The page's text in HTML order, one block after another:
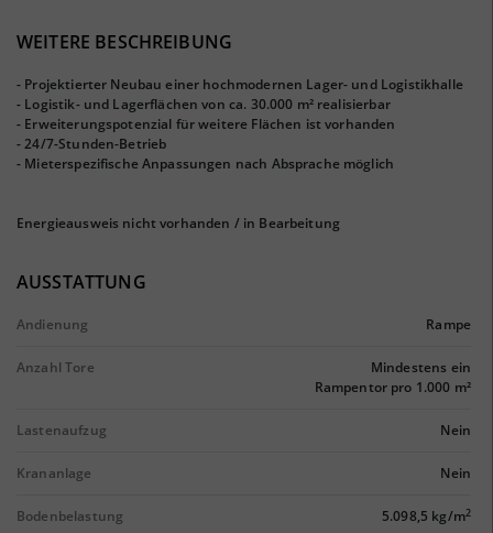
WEITERE BESCHREIBUNG
- Projektierter Neubau einer hochmodernen Lager- und Logistikhalle
- Logistik- und Lagerflächen von ca. 30.000 m² realisierbar
- Erweiterungspotenzial für weitere Flächen ist vorhanden
- 24/7-Stunden-Betrieb
- Mieterspezifische Anpassungen nach Absprache möglich
Energieausweis nicht vorhanden / in Bearbeitung
AUSSTATTUNG
Andienung Rampe
Anzahl Tore
Mindestens ein
Rampentor pro 1.000 m²
Lastenaufzug Nein
Krananlage Nein
Bodenbelastung 5.098,5 kg/m2